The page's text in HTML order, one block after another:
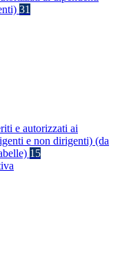
31
e autorizzati ai
e non dirigenti) (da
15